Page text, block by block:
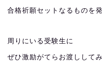
合格祈願セットなるものを発
周りにいる受験生に
ぜひ激励がてらお渡しして